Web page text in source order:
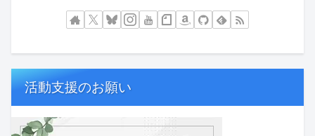
活動支援のお願い